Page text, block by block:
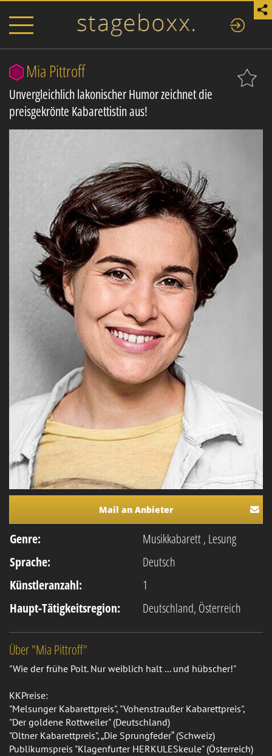
Mia Pittroff
Unvergleichlich lakonischer Humor zeichnet die
preisgekrönte Kabarettistin aus!
Mail an Anbieter
Genre: Musikkabarett, Lesung
Sprache:
Deutsch
Künstleranzahl:
1
Haupt-Tätigkeitsregion:
Deutschland, Österreich
Über "Mia Pittroff"
"Wie der frühe Polt. Nur weiblich halt ... und hübscher!"
KKPreise:
"Melsunger Kabarettpreis", "Vohenstraußer Kabarettpreis",
"Der goldene Rottweiler" (Deutschland)
"Oltner Kabarettpreis", „Die Sprungfeder“ (Schweiz)
Publikumspreis "Klagenfurter HERKULESkeule" (Österreich)